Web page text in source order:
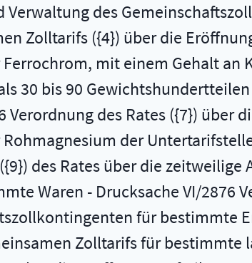
des
Zolltarifs ({4}) über die
mit einem Gehalt
30 bis 90
Verordnung des Rates ({7}) über
der
des Rates über die
Waren - Drucksache VI/2876
für bestimmte
Zolltarifs für